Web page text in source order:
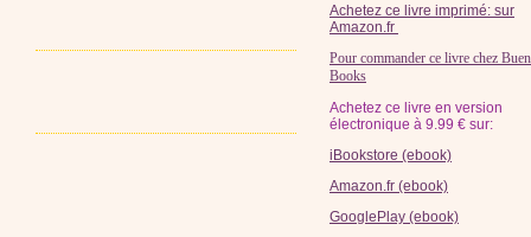
Achetez ce livre imprimé: sur
Amazon.fr
Pour commander ce livre chez
Books
Achetez ce livre en version
électronique à 9.99 € sur:
iBookstore (ebook)
Amazon.fr (ebook)
GooglePlay (ebook)